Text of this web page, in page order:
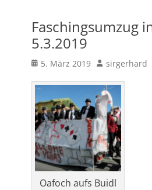
Faschingsumzug
5.3.2019
Posted
5. März 2019 Author
sirgerhard
Oafoch aufs Buidl